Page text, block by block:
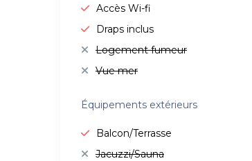
Accès Wi-fi
Draps inclus
Logement fumeur
Vue mer
Équipements extérieurs
Balcon/Terrasse
Jacuzzi/Sauna